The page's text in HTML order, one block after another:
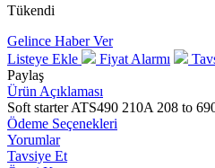
Tükendi
Gelince Haber Ver
Listeye Ekle
Fiyat Alarmı
Paylaş
Ürün Açıklaması
Soft starter ATS490 210A 208 to
Ödeme Seçenekleri
Yorumlar
Tavsiye Et